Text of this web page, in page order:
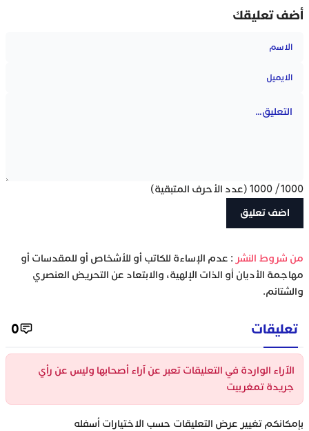
أضف تعليقك
1000
/
1000 (عدد الأحرف المتبقية)
‫من شروط النشر : عدم الإساءة للكاتب أو للأشخاص أو للمقدسات أو
مهاجمة الأديان أو الذات الإلهية، والابتعاد عن التحريض العنصري
والشتائم.
تعليقات 0
الآراء الواردة في التعليقات تعبر عن آراء أصحابها وليس عن رأي
جريدة تمغربيت
بإمكانكم تغيير عرض التعليقات حسب الاختيارات أسفله